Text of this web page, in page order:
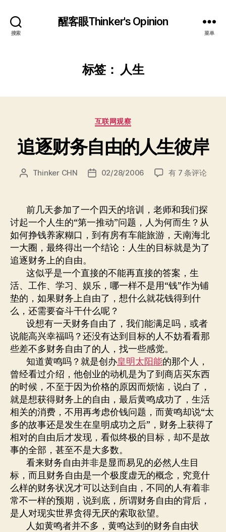
搜索
醒客眼Thinker's Opinion
菜单
标签： 人生
分
互联网观察
追逐财务自由的人生彼岸
文
者
Thinker CHN
发
期
02/28/2006
追
务
自
由
的
人
彼
岸
有 7 条评论
前几天参加了一个四天的培训，老师和我们探
讨起一个人生的“第一推动”问题，人为何而生？从
如何挣钱养家糊口，到有房有车能旅游，天南海北
一大圈，最终得出一个结论：人生的目标就是为了
追逐财务上的自由。
这似乎是一个直接的不能再直接的答案，生
活、工作、学习、娱乐，哪一样不是用“钱”作为铺
垫的，如果财务上自由了，想什么就花钱得到什
么，还需要奋斗干什么呢？
设想有一天财务自由了，我们能满足吗，或者
说能高兴幸福吗？还没有达到目标的人不妨看看那
些差不多财务自由了的人，找一些感觉。
知道黄鸣吗？就是创办皇明太阳能的那个人，
曾经看过介绍，他创业的动机是为了到商店买东西
的时候，不至于因为价格的原因而烦恼，说白了，
就是想获得财务上的自由，最后黄鸣成功了，生活
相关的消费，不用再考虑价钱问题，而黄鸣却说“太
多的故事还是发生在皇明成功之后”，财务上获得了
相对的自由后才发现，看似终极的目标，却不是故
事的全部，甚至不是大多数。
看来财务自由并非是显而易见的必然人生目
标，而且财务自由是一个极度虚无的概念，究竟什
么样的财务状况才可以达到自由，不同的人有着非
常不一样的预期，说到底，所谓财务自由的背后，
是人对现实世界贪得无厌的索取欲望。
人如黄鸣者并不多，黄鸣达到的财务自由状